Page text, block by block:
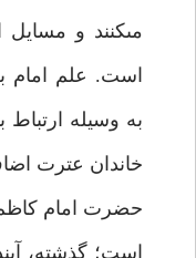
مى‏كنند و مسايل
است. علم امام
به وسيله ارتباط
خاندان عترت
حضرت امام
است؛ گذشته،